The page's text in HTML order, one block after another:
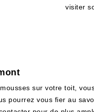
visiter
sur votre toit,
pourrez vous fier au